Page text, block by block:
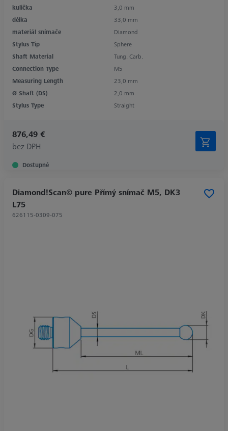
kulička
3,0 mm
délka
33,0 mm
materiál snímače
Diamond
Stylus Tip
Sphere
Shaft Material
Tung. Carb.
Connection Type
M5
Measuring Length
23,0 mm
Ø Shaft (DS)
2,0 mm
Stylus Type
Straight
876,49 €
bez DPH
Dostupné
Diamond!Scan© pure Přímý snímač M5, DK3
L75
626115-0309-075